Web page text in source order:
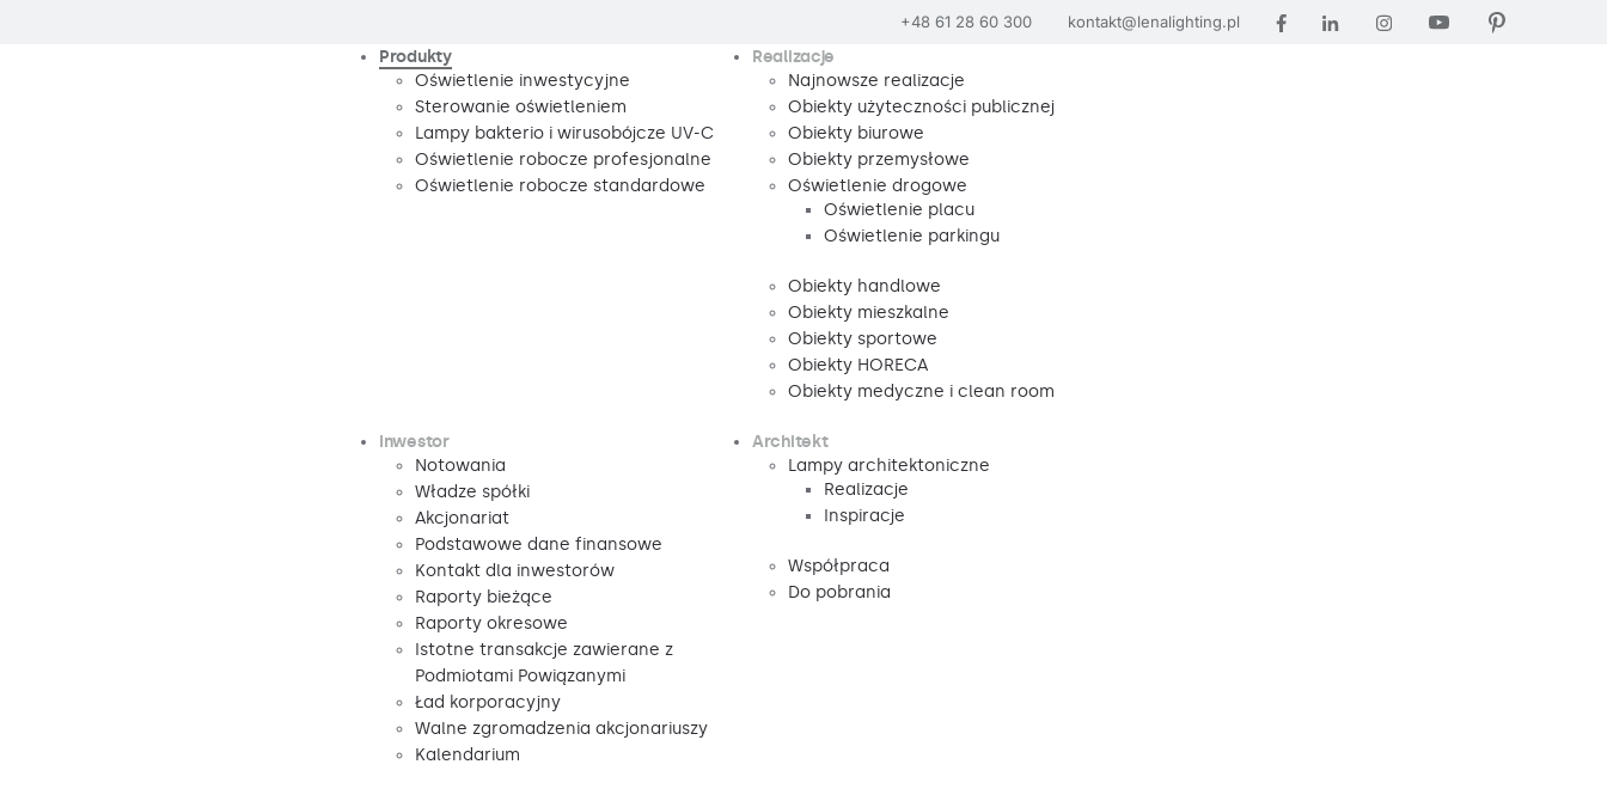
+48 61 28 60 300 kontakt@lenalighting.pl
Produkty
Oświetlenie inwestycyjne
Sterowanie oświetleniem
Lampy bakterio i wirusobójcze UV-C
Oświetlenie robocze profesjonalne
Oświetlenie robocze standardowe
Realizacje
Najnowsze realizacje
Obiekty użyteczności publicznej
Obiekty biurowe
Obiekty przemysłowe
Oświetlenie drogowe
Oświetlenie placu
Oświetlenie parkingu
Obiekty handlowe
Obiekty mieszkalne
Obiekty sportowe
Obiekty HORECA
Obiekty medyczne i clean room
Inwestor
Notowania
Władze spółki
Akcjonariat
Podstawowe dane finansowe
Kontakt dla inwestorów
Raporty bieżące
Raporty okresowe
Istotne transakcje zawierane z
Podmiotami Powiązanymi
Ład korporacyjny
Walne zgromadzenia akcjonariuszy
Kalendarium
Architekt
Lampy architektoniczne
Realizacje
Inspiracje
Współpraca
Do pobrania